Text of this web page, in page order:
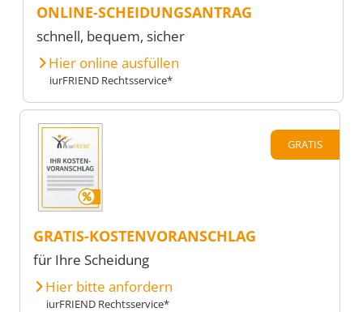
ONLINE-SCHEIDUNGSANTRAG
schnell, bequem, sicher
Hier online ausfüllen
iurFRIEND Rechtsservice*
GRATIS
GRATIS-KOSTENVORANSCHLAG
für Ihre Scheidung
Hier bitte anfordern
iurFRIEND Rechtsservice*